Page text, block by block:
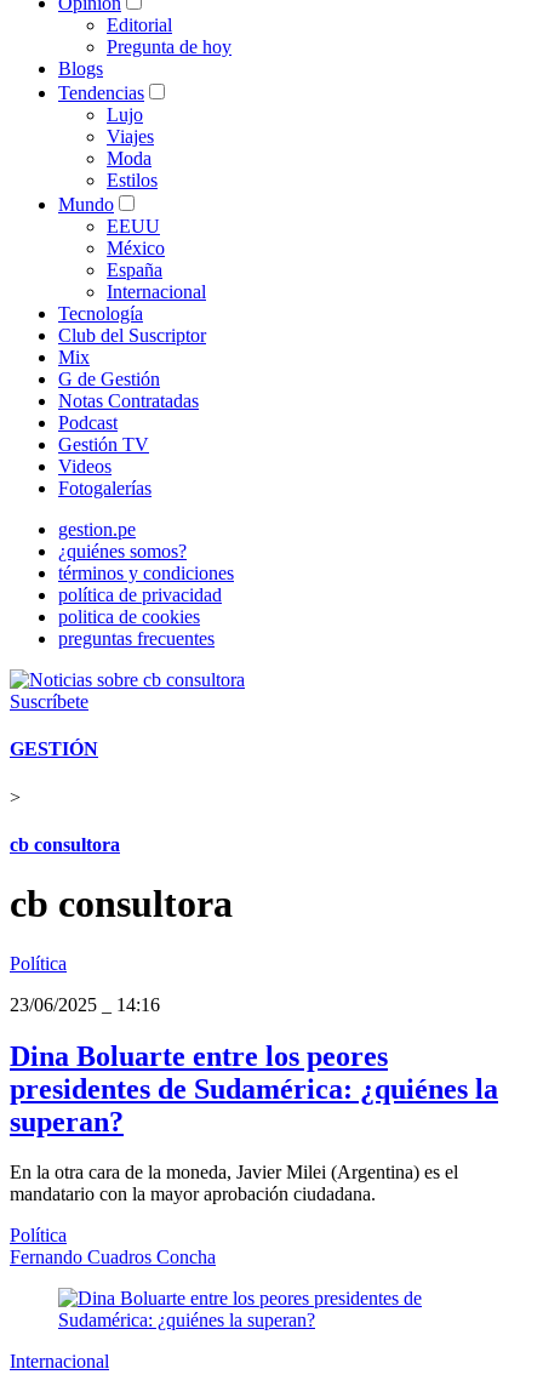
Editorial
Pregunta de hoy
Blogs
Tendencias
Lujo
Viajes
Moda
Estilos
Mundo
EEUU
México
España
Internacional
Tecnología
Club del Suscriptor
Mix
G de Gestión
Notas Contratadas
Podcast
Gestión TV
Videos
Fotogalerías
gestion.pe
¿quiénes somos?
términos y condiciones
política de privacidad
politica de cookies
preguntas frecuentes
Suscríbete
GESTIÓN
>
cb consultora
cb consultora
Política
23/06/2025
14:16
Dina Boluarte entre los peores
presidentes de Sudamérica: ¿quiénes la
superan?
En la otra cara de la moneda, Javier Milei (Argentina) es el
mandatario con la mayor aprobación ciudadana.
Política
Fernando Cuadros Concha
Internacional